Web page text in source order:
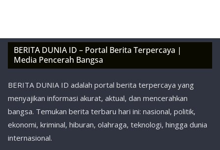
BERITA DUNIA ID – Portal Berita Terpercaya |
Media Pencerah Bangsa
BERITA DUNIA ID adalah portal berita terpercaya yang
menyajikan informasi akurat, aktual, dan mencerahkan
bangsa. Temukan berita terbaru hari ini: nasional, politik,
ekonomi, kriminal, hiburan, olahraga, teknologi, hingga dunia
internasional.